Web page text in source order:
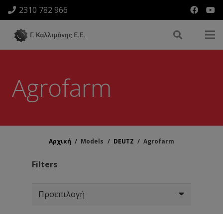
2310 782 966
Agrofarm
Αρχική / Models / DEUTZ / Agrofarm
Filters